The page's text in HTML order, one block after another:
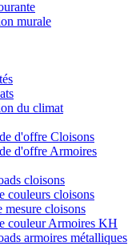
murale
du climat
d'offre Cloisons
d'offre Armoires
cloisons
couleurs cloisons
mesure cloisons
couleur Armoires KH
armoires métalliques